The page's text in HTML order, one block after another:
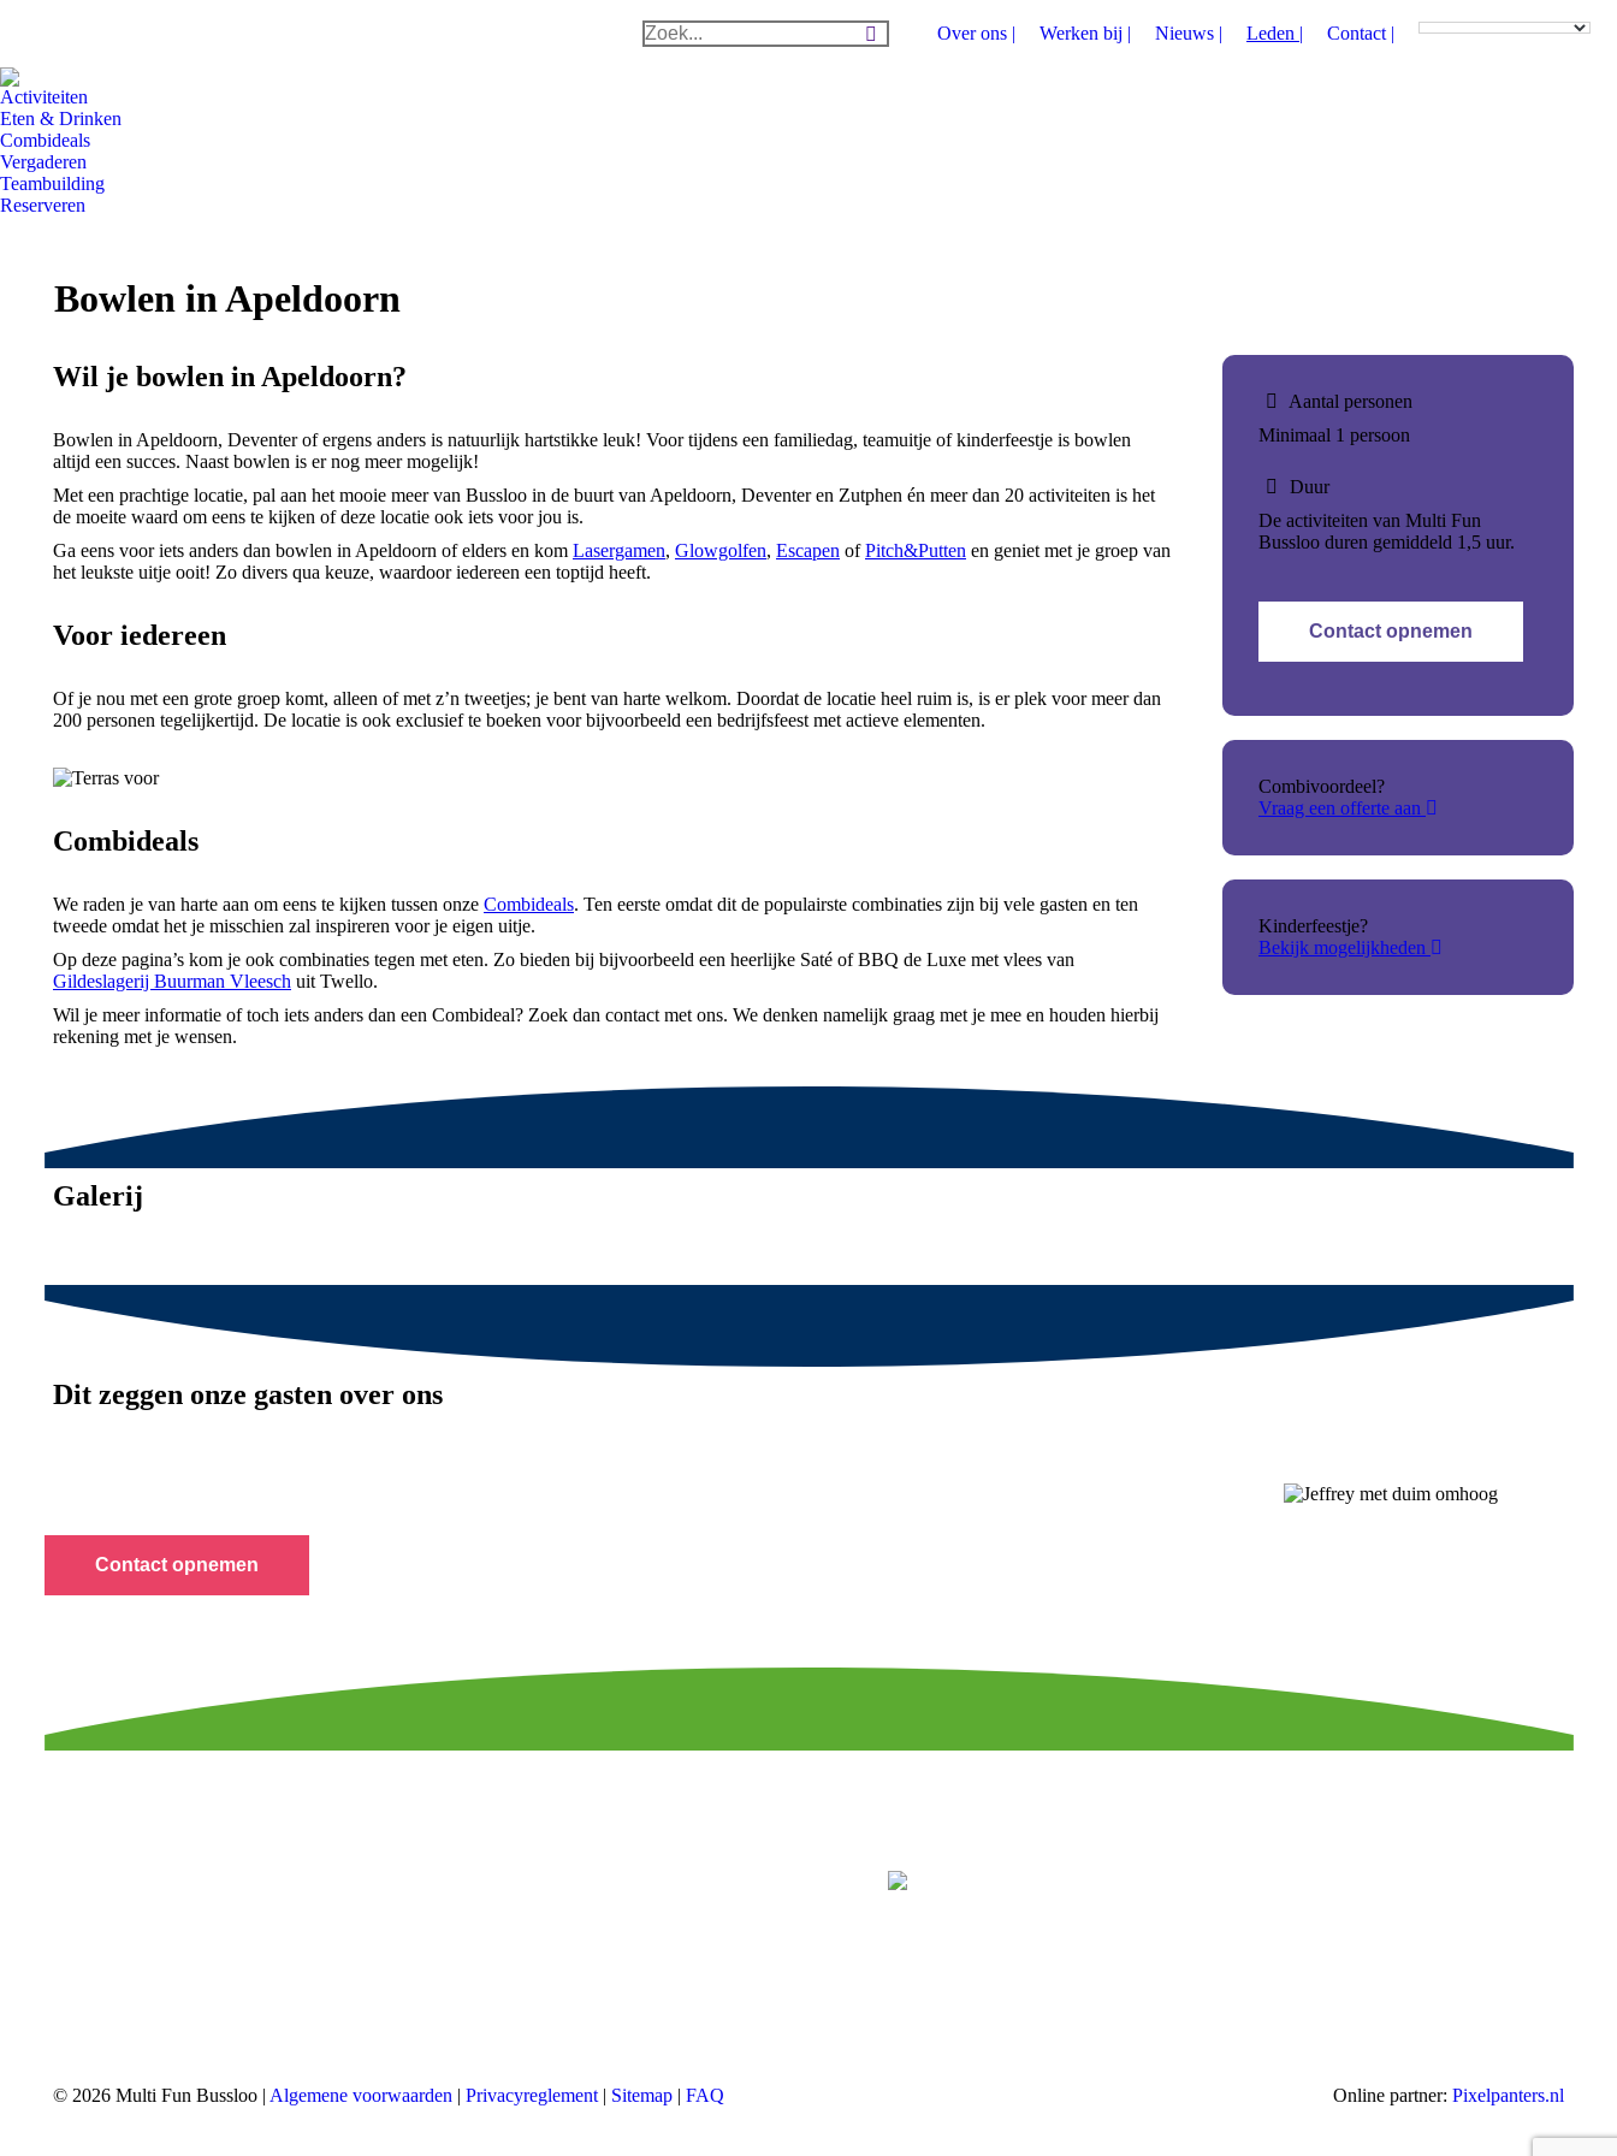
Zoeken: Over ons | Werken bij | Nieuws | Leden | Contact |
Activiteiten
Eten & Drinken
Combideals
Vergaderen
Teambuilding
Reserveren
Bowlen in Apeldoorn
Wil je bowlen in Apeldoorn?
Bowlen in Apeldoorn, Deventer of ergens anders is natuurlijk hartstikke leuk! Voor tijdens een familiedag, teamuitje of kinderfeestje is bowlen
altijd een succes. Naast bowlen is er nog meer mogelijk!
Met een prachtige locatie, pal aan het mooie meer van Bussloo in de buurt van Apeldoorn, Deventer en Zutphen én meer dan 20 activiteiten is het
de moeite waard om eens te kijken of deze locatie ook iets voor jou is.
Ga eens voor iets anders dan bowlen in Apeldoorn of elders en kom Lasergamen, Glowgolfen, Escapen ofPitch&Putten en geniet met je groep van
het leukste uitje ooit! Zo divers qua keuze, waardoor iedereen een toptijd heeft.
Voor iedereen
Of je nou met een grote groep komt, alleen of met z’n tweetjes; je bent van harte welkom. Doordat de locatie heel ruim is, is er plek voor meer dan
200 personen tegelijkertijd. De locatie is ook exclusief te boeken voor bijvoorbeeld een bedrijfsfeest met actieve elementen.
Combideals
We raden je van harte aan om eens te kijken tussen onze Combideals. Ten eerste omdat dit de populairste combinaties zijn bij vele gasten en ten
tweede omdat het je misschien zal inspireren voor je eigen uitje.
Op deze pagina’s kom je ook combinaties tegen met eten. Zo bieden bij bijvoorbeeld een heerlijke Saté of BBQ de Luxe met vlees van
Gildeslagerij Buurman Vleesch uit Twello.
Wil je meer informatie of toch iets anders dan een Combideal? Zoek dan contact met ons. We denken namelijk graag met je mee en houden hierbij
rekening met je wensen.
Aantal personen
Minimaal 1 persoon
Duur
De activiteiten van Multi Fun
Bussloo duren gemiddeld 1,5 uur.
Contact opnemen
Combivoordeel?
Vraag een offerte aan
Kinderfeestje?
Bekijk mogelijkheden
Galerij
Dit zeggen onze gasten over ons
Contact opnemen
© 2026 Multi Fun Bussloo | Algemene voorwaarden | Privacyreglement | Sitemap | FAQ Online partner: Pixelpanters.nl